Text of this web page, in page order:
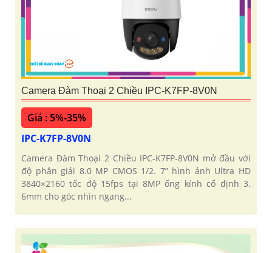
Camera Đàm Thoại 2 Chiều IPC-K7FP-8V0N
Giá : 5%-35%
IPC-K7FP-8V0N
Camera Đàm Thoại 2 Chiều IPC-K7FP-8V0N mở đầu với
độ phân giải 8.0 MP CMOS 1/2. 7” hình ảnh Ultra HD
3840×2160 tốc độ 15fps tại 8MP ống kính cố định 3.
6mm cho góc nhìn ngang...